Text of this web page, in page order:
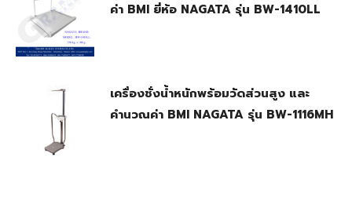
ค่า BMI ยี่ห้อ NAGATA รุ่น BW-1410LL
เครื่องชั่งน้ำหนักพร้อมวัดส่วนสูง และ
คำนวณค่า BMI NAGATA รุ่น BW-1116MH